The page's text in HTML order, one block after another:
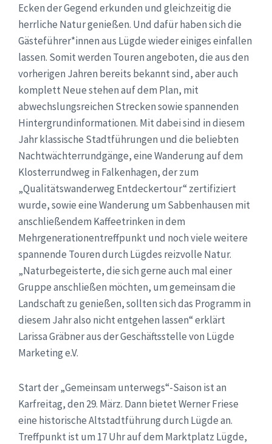
Ecken der Gegend erkunden und gleichzeitig die
herrliche Natur genießen. Und dafür haben sich die
Gästeführer*innen aus Lügde wieder einiges einfallen
lassen. Somit werden Touren angeboten, die aus den
vorherigen Jahren bereits bekannt sind, aber auch
komplett Neue stehen auf dem Plan, mit
abwechslungsreichen Strecken sowie spannenden
Hintergrundinformationen. Mit dabei sind in diesem
Jahr klassische Stadtführungen und die beliebten
Nachtwächterrundgänge, eine Wanderung auf dem
Klosterrundweg in Falkenhagen, der zum
„Qualitätswanderweg Entdeckertour“ zertifiziert
wurde, sowie eine Wanderung um Sabbenhausen mit
anschließendem Kaffeetrinken in dem
Mehrgenerationentreffpunkt und noch viele weitere
spannende Touren durch Lügdes reizvolle Natur.
„Naturbegeisterte, die sich gerne auch mal einer
Gruppe anschließen möchten, um gemeinsam die
Landschaft zu genießen, sollten sich das Programm in
diesem Jahr also nicht entgehen lassen“ erklärt
Larissa Gräbner aus der Geschäftsstelle von Lügde
Marketing e.V.
Start der „Gemeinsam unterwegs“-Saison ist an
Karfreitag, den 29. März. Dann bietet Werner Friese
eine historische Altstadtführung durch Lügde an.
Treffpunkt ist um 17 Uhr auf dem Marktplatz Lügde,